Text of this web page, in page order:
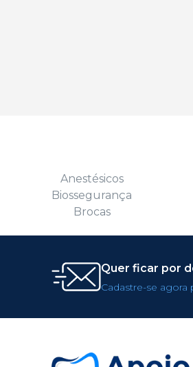
Anestésicos
Biossegurança
Brocas
Quer ficar por
Cadastre-se